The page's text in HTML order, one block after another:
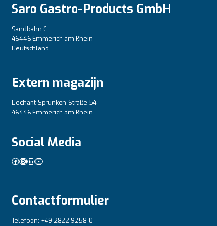
Saro Gastro-Products GmbH
Sandbahn 6
46446 Emmerich am Rhein
Deutschland
Extern magazijn
Dechant-Sprünken-Straße 54
46446 Emmerich am Rhein
Social Media
Facebook
Instagram
LinkedIn
YouTube
Contactformulier
Telefoon: +49 2822 9258-0